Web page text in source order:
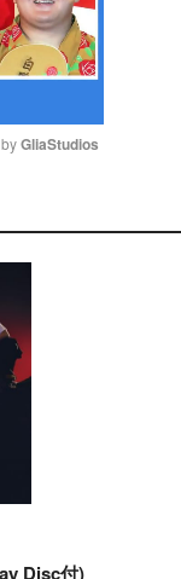
t
e
GliaStudios
Disc付)